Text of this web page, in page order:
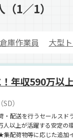
1／1）
倉庫作業員 大型
年収590万以
）
・配送を行うセールス
人以上が活躍する安定の
配荷物等に応じた追